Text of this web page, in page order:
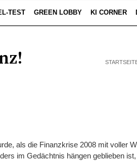
TEST GREEN LOBBY KI CORNER
als die Finanzkrise 2008 mit voller
im Gedächtnis hängen geblieben